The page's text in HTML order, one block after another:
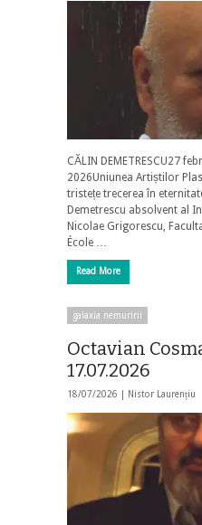
CĂLIN DEMETRESCU27
2026Uniunea Artiștilor
tristețe trecerea în
Demetrescu absolvent al
Nicolae Grigorescu,
École …
Read More
galaxia nemuririi
Octavian
17.07.2026
18/07/2026 | Nistor Laurențiu